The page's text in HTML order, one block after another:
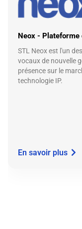
Neox -
STL Neox est l'un
vocaux de nouvelle
présence sur le
technologie IP.
En savoir plus